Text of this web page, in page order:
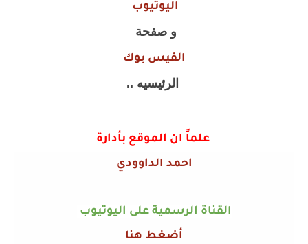
اليوتيوب
و صفحة
الفيس بوك
الرئيسيه ..
علماً ان الموقع بأدارة
احمد الداوودي
القناة الرسمية على اليوتيوب
أضغط هنا